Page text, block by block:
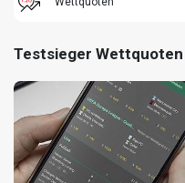
Testsieger Wettquoten